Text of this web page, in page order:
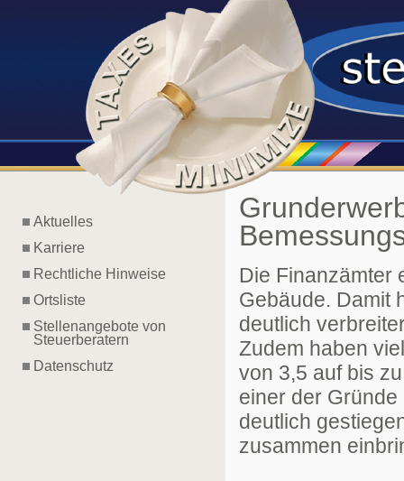
Aktuelles
Karriere
Rechtliche Hinweise
Ortsliste
Stellenangebote von
Steuerberatern
Datenschutz
Die Finanzämter
Gebäude. Damit
deutlich
Zudem haben
von 3,5 auf bis
einer der
deutlich
zusammen